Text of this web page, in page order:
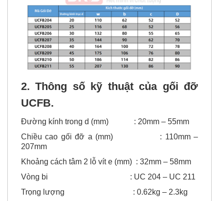
2. Thông số kỹ thuật của gối đỡ
UCFB.
Đường kính trong d (mm) : 20mm – 55mm
Chiều cao gối đỡ a (mm) : 110mm –
207mm
Khoảng cách tâm 2 lỗ vít e (mm) : 32mm – 58mm
Vòng bi : UC 204 – UC 211
Trọng lượng : 0.62kg – 2.3kg